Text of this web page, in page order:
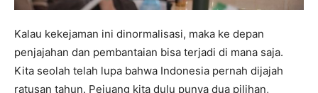
Kalau kekejaman ini dinormalisasi, maka ke depan
penjajahan dan pembantaian bisa terjadi di mana saja.
Kita seolah telah lupa bahwa Indonesia pernah dijajah
ratusan tahun. Pejuang kita dulu punya dua pilihan,